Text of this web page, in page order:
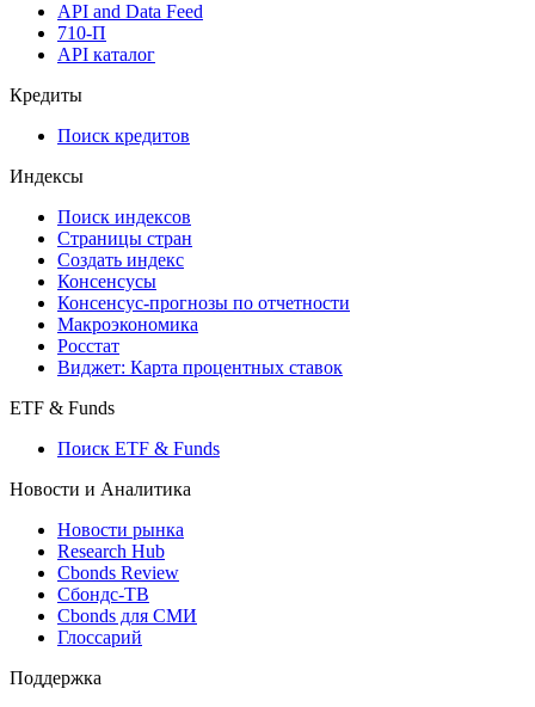
API and Data Feed
710-П
API каталог
Кредиты
Поиск кредитов
Индексы
Поиск индексов
Страницы стран
Создать индекс
Консенсусы
Консенсус-прогнозы по отчетности
Макроэкономика
Росстат
Виджет: Карта процентных ставок
ETF & Funds
Поиск ETF & Funds
Новости и Аналитика
Новости рынка
Research Hub
Cbonds Review
Сбондс-ТВ
Cbonds для СМИ
Глоссарий
Поддержка